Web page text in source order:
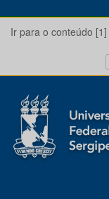
Ir para o conteúdo [1]